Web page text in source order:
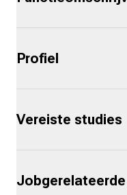
Profiel
Vereiste studies